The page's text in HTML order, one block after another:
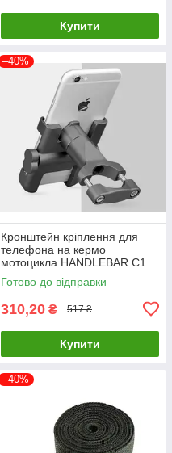
Купити
–40%
Кронштейн кріплення для
телефона на кермо
мотоцикла HANDLEBAR С1
Готово до відправки
310,20 ₴ 517 ₴
Купити
–40%